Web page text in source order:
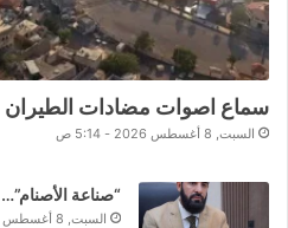
سماع اصوات مضادات
السبت, 8 أغسطس 2026 - 5:14 ص
“صناعة
السبت, 8 أغسطس 2026 - 1:19 ص